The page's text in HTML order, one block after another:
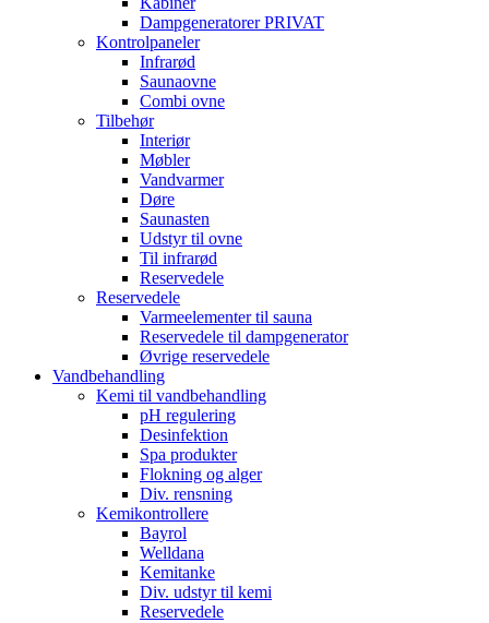
Dampgeneratorer PRIVAT
Kontrolpaneler
Infrarød
Saunaovne
Combi ovne
Tilbehør
Interiør
Møbler
Vandvarmer
Døre
Saunasten
Udstyr til ovne
Til infrarød
Reservedele
Reservedele
Varmeelementer til sauna
Reservedele til dampgenerator
Øvrige reservedele
Vandbehandling
Kemi til vandbehandling
pH regulering
Desinfektion
Spa produkter
Flokning og alger
Div. rensning
Kemikontrollere
Bayrol
Welldana
Kemitanke
Div. udstyr til kemi
Reservedele